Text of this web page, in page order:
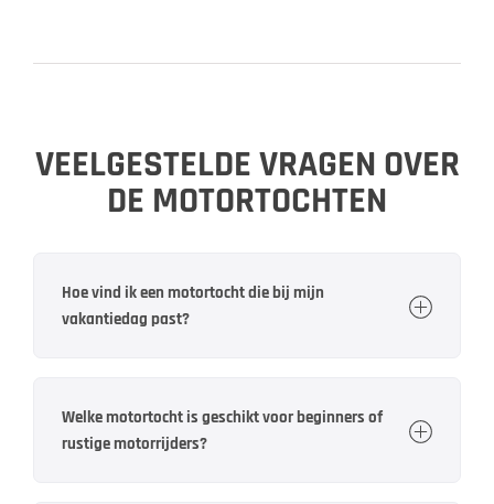
VEELGESTELDE VRAGEN OVER
DE MOTORTOCHTEN
Hoe vind ik een motortocht die bij mijn
vakantiedag past?
toeroverzicht kun je filteren op bestemmingsregio,
routeafstand en bochtengehalte. Elke routekaart
Welke motortocht is geschikt voor beginners of
rustige motorrijders?